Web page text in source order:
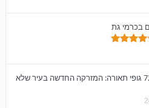
בכרמי גת
14 מטר גובה ו- 72 גופי תאורה: המזרקה החדשה בעיר שלא